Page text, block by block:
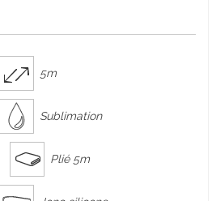
5m
Sublimation
Plié 5m